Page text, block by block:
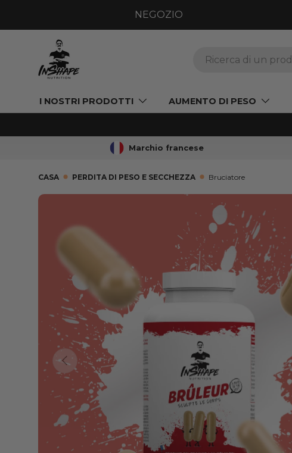
NEGOZIO
I NOSTRI PRODOTTI AUMENTO DI PESO
Marchio francese
CASA PERDITA DI PESO E SECCHEZZA Bruciatore
VAI ALLE INFORMAZIONI SUL PRODOTTO
PRECEDENTE